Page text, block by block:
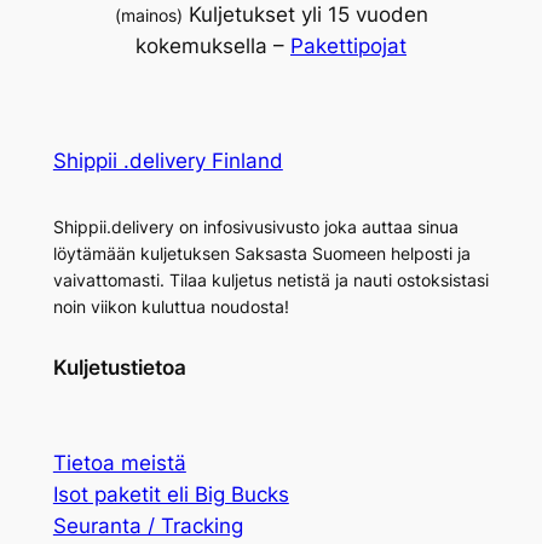
(mainos) Kuljetukset yli 15 vuoden
kokemuksella – Pakettipojat
Shippii .delivery Finland
Shippii.delivery on infosivusivusto joka auttaa sinua
löytämään kuljetuksen Saksasta Suomeen helposti ja
vaivattomasti. Tilaa kuljetus netistä ja nauti ostoksistasi
noin viikon kuluttua noudosta!
Kuljetustietoa
Tietoa meistä
Isot paketit eli Big Bucks
Seuranta / Tracking